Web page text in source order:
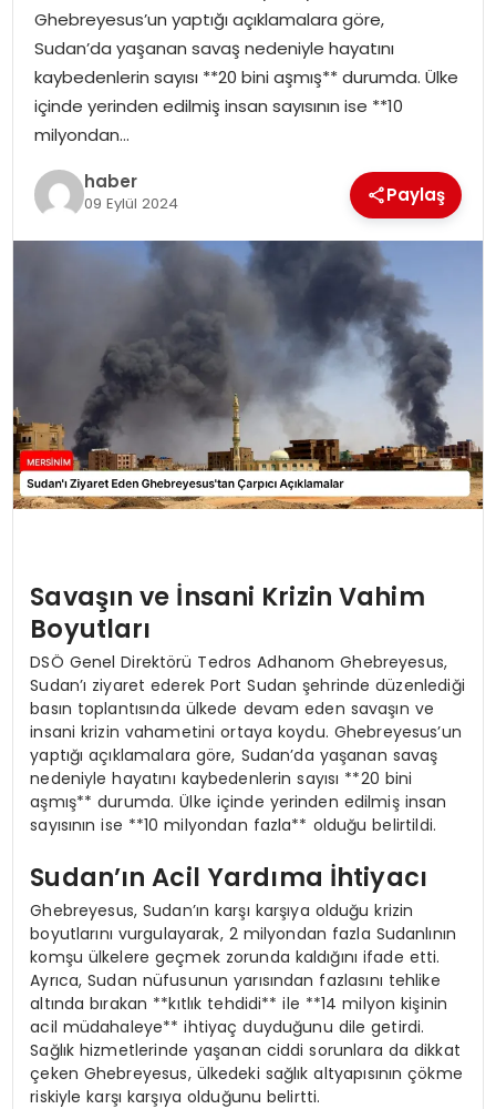
MAGAZIN
DÜNYA
OTOMOBIL
Ghebreyesus’un yaptığı açıklamalara göre,
Sudan’da yaşanan savaş nedeniyle hayatını
kaybedenlerin sayısı **20 bini aşmış** durumda. Ülke
içinde yerinden edilmiş insan sayısının ise **10
milyondan…
haber
09 Eylül 2024 Paylaş
Savaşın ve İnsani Krizin Vahim
Boyutları
DSÖ Genel Direktörü Tedros Adhanom Ghebreyesus,
Sudan’ı ziyaret ederek Port Sudan şehrinde düzenlediği
basın toplantısında ülkede devam eden savaşın ve
insani krizin vahametini ortaya koydu. Ghebreyesus’un
yaptığı açıklamalara göre, Sudan’da yaşanan savaş
nedeniyle hayatını kaybedenlerin sayısı **20 bini
aşmış** durumda. Ülke içinde yerinden edilmiş insan
sayısının ise **10 milyondan fazla** olduğu belirtildi.
Sudan’ın Acil Yardıma İhtiyacı
Ghebreyesus, Sudan’ın karşı karşıya olduğu krizin
boyutlarını vurgulayarak, 2 milyondan fazla Sudanlının
komşu ülkelere geçmek zorunda kaldığını ifade etti.
Ayrıca, Sudan nüfusunun yarısından fazlasını tehlike
altında bırakan **kıtlık tehdidi** ile **14 milyon kişinin
acil müdahaleye** ihtiyaç duyduğunu dile getirdi.
Sağlık hizmetlerinde yaşanan ciddi sorunlara da dikkat
çeken Ghebreyesus, ülkedeki sağlık altyapısının çökme
riskiyle karşı karşıya olduğunu belirtti.